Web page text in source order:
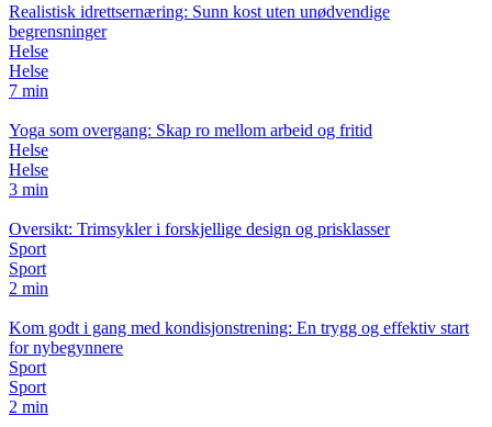
Realistisk idrettsernæring: Sunn kost uten unødvendige
begrensninger
Helse
Helse
7 min
Yoga som overgang: Skap ro mellom arbeid og fritid
Helse
Helse
3 min
Oversikt: Trimsykler i forskjellige design og prisklasser
Sport
Sport
2 min
Kom godt i gang med kondisjonstrening: En trygg og effektiv start
for nybegynnere
Sport
Sport
2 min